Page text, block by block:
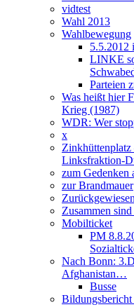
vidtest
Wahl 2013
Wahlbewegung
5.5.2012
LINKE
Parteien
Was heißt hier
Krieg (1987)
WDR: Wer
x
Linksfraktion-
zum Gedenken
zur Brandmauer
Zusammen
Mobilticket
PM
Nach Bonn:
Afghanistan…
Busse
Bildungsbericht